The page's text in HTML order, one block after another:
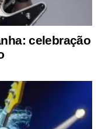
celebração